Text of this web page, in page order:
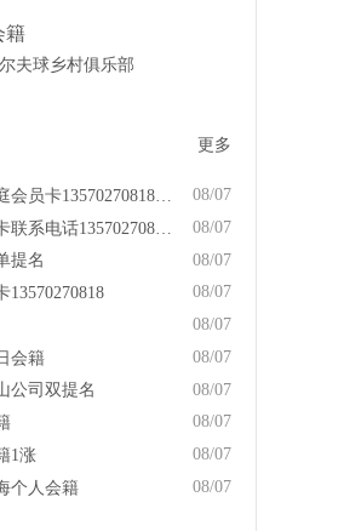
籍
夫球乡村俱乐部
更多
08/07
08/07
08/07
提名
08/07
13570270818
08/07
08/07
会籍
08/07
公司双提名
08/07
08/07
1涨
08/07
个人会籍